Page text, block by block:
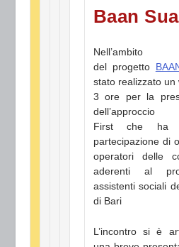
Baan
Nell’ambito
del progetto
stato realizzato un
3 ore per la
dell’approccio
First che ha
partecipazione di
operatori delle
aderenti al
assistenti sociali
di Bari
L’incontro si è